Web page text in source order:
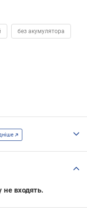
без акумулятора
не входять.